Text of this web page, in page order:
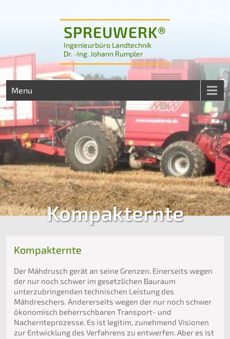
SPREUWERK®
Ingenieurbüro Landtechnik
Dr. -Ing. Johann Rumpler
Menu
Kompakternte
Kompakternte
Der Mähdrusch gerät an seine Grenzen. Einerseits wegen
der nur noch schwer im gesetzlichen Bauraum
unterzubringenden technischen Leistung des
Mähdreschers. Andererseits wegen der nur noch schwer
ökonomisch beherrschbaren Transport- und
Nachernteprozesse. Es ist legitim, zunehmend Visionen
zur Entwicklung des Verfahrens zu entwerfen. Aber es ist